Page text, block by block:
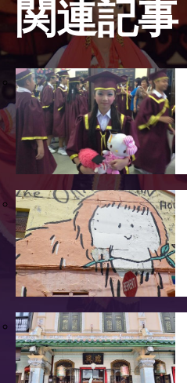
関連記事